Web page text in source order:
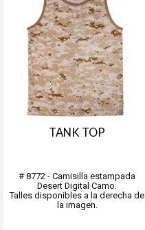
TANK TOP
# 8772 - Camisilla estampada
Desert Digital Camo.
Talles disponibles a la derecha de
la imagen.